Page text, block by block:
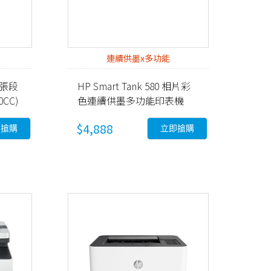
段
購
連續供墨x多功能
HP Smart Tank 580 相片彩
色連續供墨多功能印表機
$4,888 立即搶購